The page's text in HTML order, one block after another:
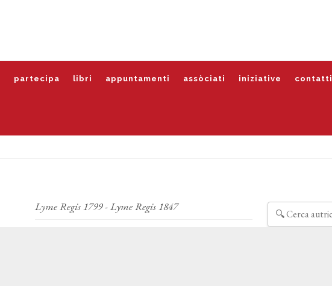
partecipa libri appuntamenti assòciati iniziative contatti
Lyme Regis 1799 - Lyme Regis 1847